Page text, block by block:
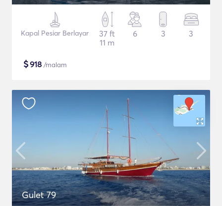
Kapal Pesiar Berlayar
37 ft
11 m
6 3 3
$918 /malam
Gulet 79